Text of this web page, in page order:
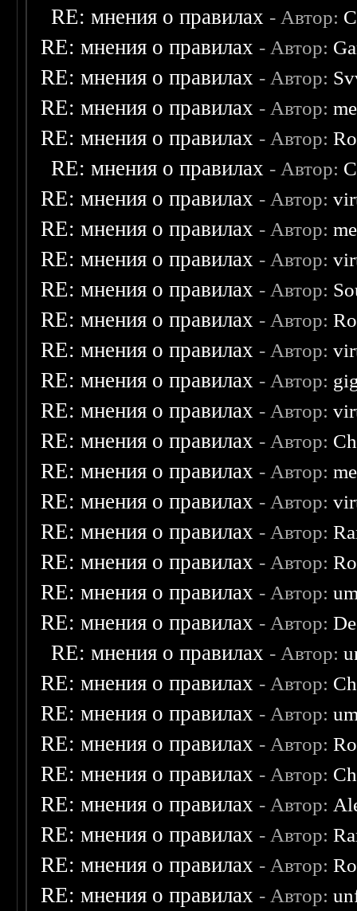
RE: мнения о правилах - Автор:
RE: мнения о правилах - Автор:
RE: мнения о правилах - Автор:
RE: мнения о правилах - Автор:
RE: мнения о правилах - Автор:
RE: мнения о правилах - Автор:
RE: мнения о правилах - Автор:
RE: мнения о правилах - Автор:
RE: мнения о правилах - Автор:
RE: мнения о правилах - Автор:
RE: мнения о правилах - Автор:
RE: мнения о правилах - Автор:
RE: мнения о правилах - Автор:
RE: мнения о правилах - Автор:
RE: мнения о правилах - Автор:
RE: мнения о правилах - Автор:
RE: мнения о правилах - Автор:
RE: мнения о правилах - Автор:
RE: мнения о правилах - Автор:
RE: мнения о правилах - Автор:
RE: мнения о правилах - Автор:
RE: мнения о правилах - Автор:
RE: мнения о правилах - Автор:
RE: мнения о правилах - Автор:
RE: мнения о правилах - Автор:
RE: мнения о правилах - Автор:
RE: мнения о правилах - Автор:
RE: мнения о правилах - Автор:
RE: мнения о правилах - Автор:
RE: мнения о правилах - Автор: